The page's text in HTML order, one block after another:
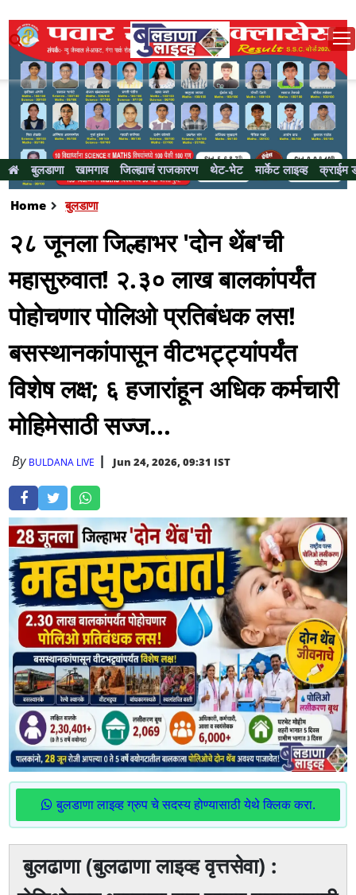
बुलडाणा खामगाव जिल्ह्याचं राजकारण थेट-भेट मार्केट लाइव्ह क्राईम
Home बुलडाणा
२८ जूनला जिल्हाभर 'दोन थेंब'ची
महासुरुवात! २.३० लाख बालकांपर्यंत
पोहोचणार पोलिओ प्रतिबंधक लस!
बसस्थानकांपासून वीटभट्ट्यांपर्यंत
विशेष लक्ष; ६ हजारांहून अधिक कर्मचारी
मोहिमेसाठी सज्ज...
By BULDANA LIVE Jun 24, 2026, 09:31 IST
बुलडाणा लाइव्ह ग्रुप चे सदस्य होण्यासाठी येथे क्लिक करा.
बुलढाणा (बुलढाणा लाइव्ह वृत्तसेवा) :